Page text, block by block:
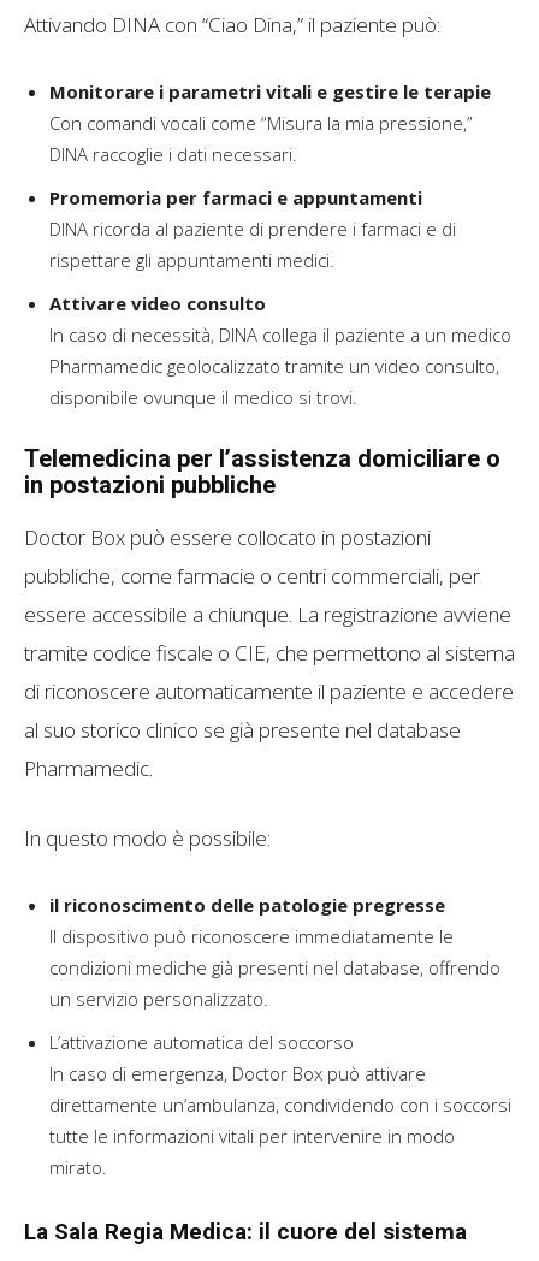
Attivando DINA con “Ciao Dina,” il paziente può:
Monitorare i parametri vitali e gestire le terapie
Con comandi vocali come “Misura la mia pressione,”
DINA raccoglie i dati necessari.
Promemoria per farmaci e appuntamenti
DINA ricorda al paziente di prendere i farmaci e di
rispettare gli appuntamenti medici.
Attivare video consulto
In caso di necessità, DINA collega il paziente a un medico
Pharmamedic geolocalizzato tramite un video consulto,
disponibile ovunque il medico si trovi.
Telemedicina per l’assistenza domiciliare o
in postazioni pubbliche
Doctor Box può essere collocato in postazioni
pubbliche, come farmacie o centri commerciali, per
essere accessibile a chiunque. La registrazione avviene
tramite codice fiscale o CIE, che permettono al sistema
di riconoscere automaticamente il paziente e accedere
al suo storico clinico se già presente nel database
Pharmamedic.
In questo modo è possibile:
il riconoscimento delle patologie pregresse
Il dispositivo può riconoscere immediatamente le
condizioni mediche già presenti nel database, offrendo
un servizio personalizzato.
L’attivazione automatica del soccorso
In caso di emergenza, Doctor Box può attivare
direttamente un’ambulanza, condividendo con i soccorsi
tutte le informazioni vitali per intervenire in modo
mirato.
La Sala Regia Medica: il cuore del sistema